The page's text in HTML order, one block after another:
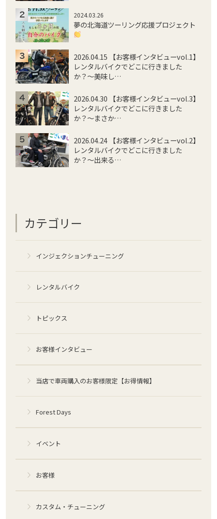
2024.03.26
夢の北海道ツーリング応援プロジェクト
2026.04.15 【お客様インタビューvol.1】
レンタルバイクでどこに行きました
か？〜美味し…
2026.04.30 【お客様インタビューvol.3】
レンタルバイクでどこに行きました
か？〜まさか…
2026.04.24 【お客様インタビューvol.2】
レンタルバイクでどこに行きました
か？〜出来る…
カテゴリー
インジェクションチューニング
レンタルバイク
トピックス
お客様インタビュー
当店で車両購入のお客様限定【お得情報】
Forest Days
イベント
お客様
カスタム・チューニング